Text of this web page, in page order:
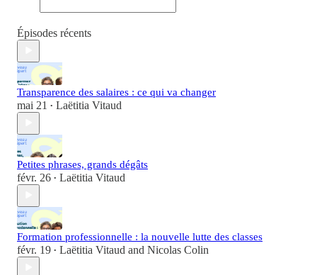
Épisodes récents
Transparence des salaires : ce qui va changer
mai 21 • Laëtitia Vitaud
Petites phrases, grands dégâts
févr. 26 • Laëtitia Vitaud
Formation professionnelle : la nouvelle lutte des classes
févr. 19 • Laëtitia Vitaud and Nicolas Colin